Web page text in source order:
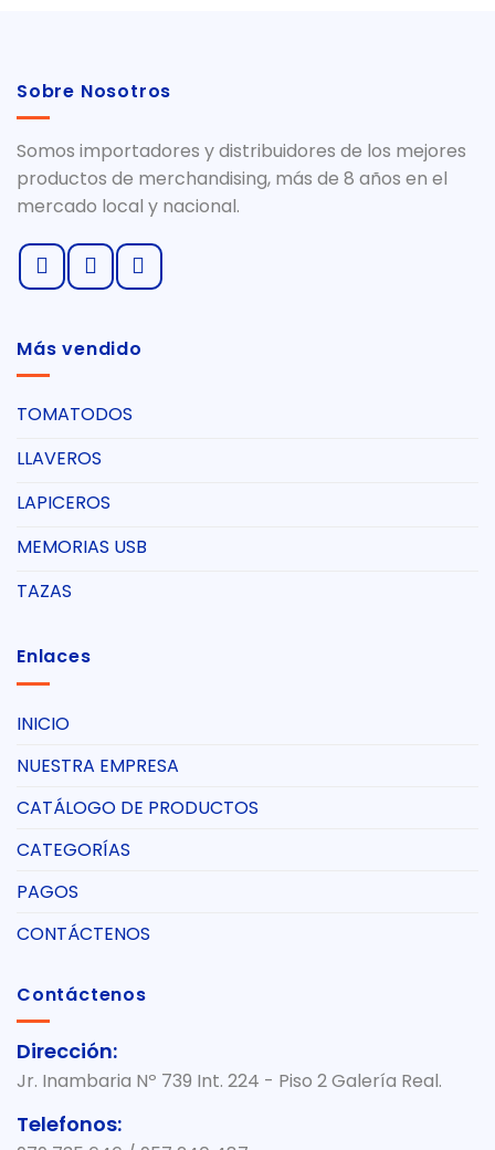
Sobre Nosotros
Somos importadores y distribuidores de los mejores
productos de merchandising, más de 8 años en el
mercado local y nacional.
Más vendido
TOMATODOS
LLAVEROS
LAPICEROS
MEMORIAS USB
TAZAS
Enlaces
INICIO
NUESTRA EMPRESA
CATÁLOGO DE PRODUCTOS
CATEGORÍAS
PAGOS
CONTÁCTENOS
Contáctenos
Dirección:
Jr. Inambaria Nº 739 Int. 224 - Piso 2 Galería Real.
Telefonos: